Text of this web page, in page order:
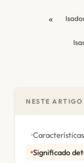
«
NESTE ARTIGO
Características
Significado